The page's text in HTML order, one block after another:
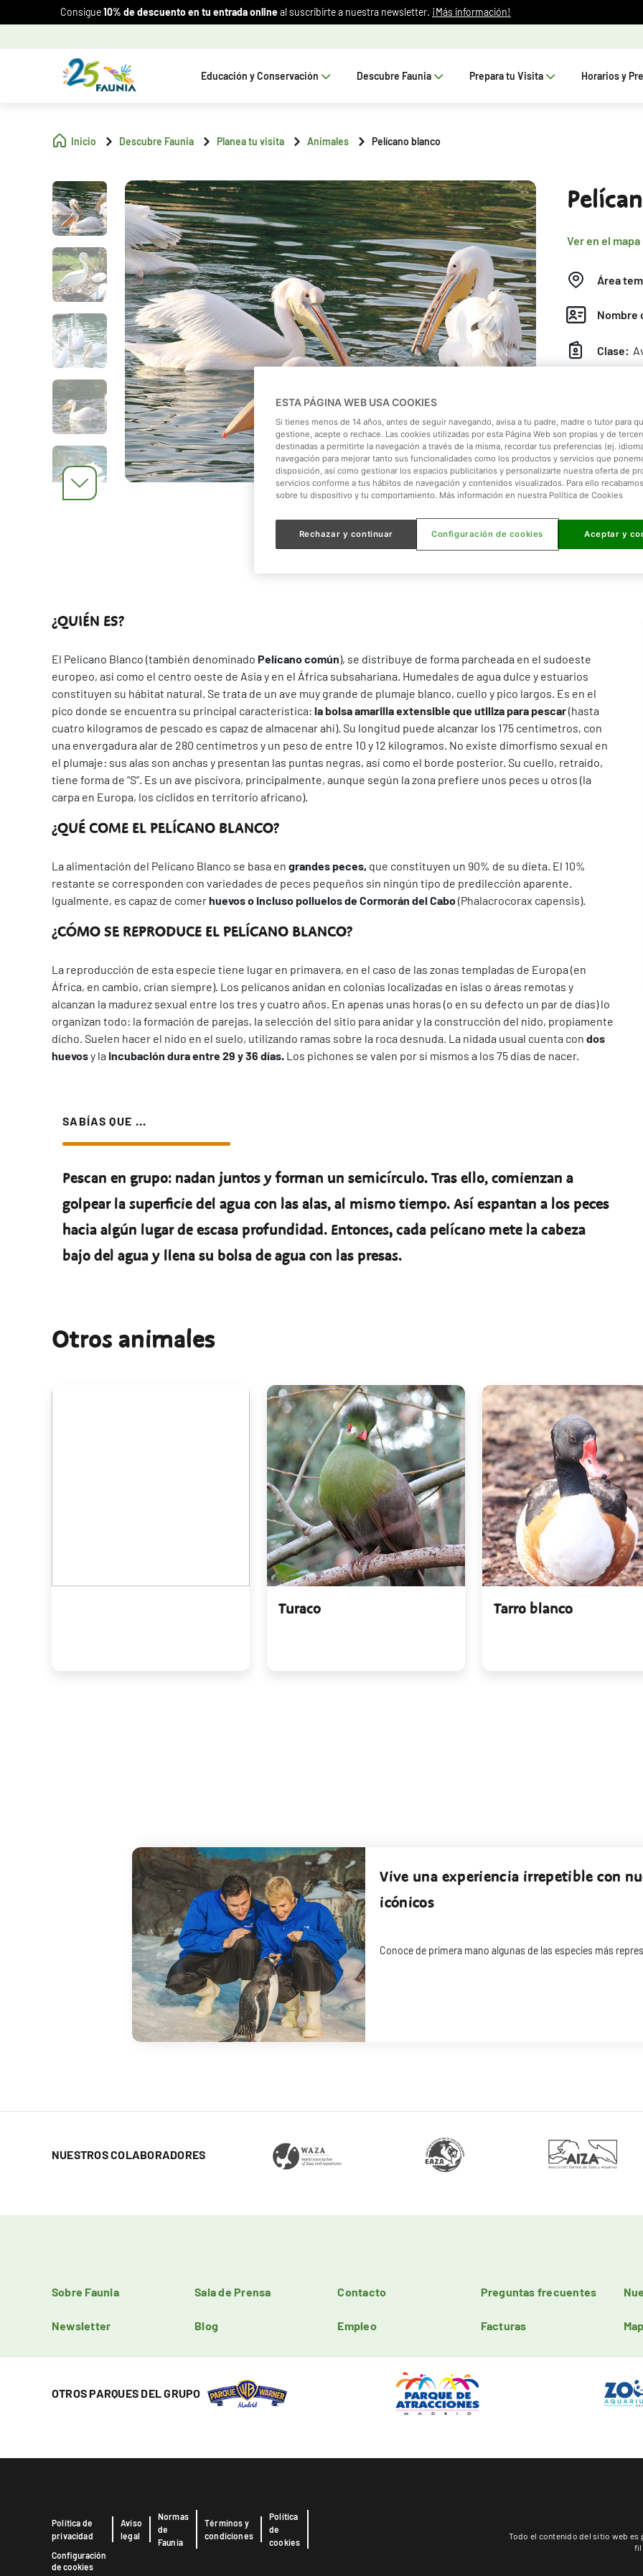
Consigue10% de descuento en tu entrada onlineal suscribirte a nuestra newsletter. ¡Más información!
Educación y Conservación Descubre Faunia Prepara tu Visita Horarios y
Inicio Descubre Faunia Planea tu visita Animales Pelícano blanco
Ver en el mapa
Área
Nombre
Clase:
Hábitat:
Dieta:
Peso:10
¿QUIÉN ES?
El Pelícano Blanco (también denominado Pelícano común), se distribuye de forma parcheada en el sudoeste
europeo, así como el centro oeste de Asia y en el África subsahariana. Humedales de agua dulce y estuarios
constituyen su hábitat natural. Se trata de un ave muy grande de plumaje blanco, cuello y pico largos. Es en el
pico donde se encuentra su principal característica: la bolsa amarilla extensible que utiliza para pescar(hasta
cuatro kilogramos de pescado es capaz de almacenar ahí). Su longitud puede alcanzar los 175 centímetros, con
una envergadura alar de 280 centímetros y un peso de entre 10 y 12 kilogramos. No existe dimorfismo sexual en
el plumaje: sus alas son anchas y presentan las puntas negras, así como el borde posterior. Su cuello, retraído,
tiene forma de “S”. Es un ave piscívora, principalmente, aunque según la zona prefiere unos peces u otros (la
carpa en Europa, los cíclidos en territorio africano).
¿QUÉ COME EL PELÍCANO BLANCO?
La alimentación del Pelícano Blanco se basa en grandes peces, que constituyen un 90% de su dieta. El 10%
restante se corresponden con variedades de peces pequeños sin ningún tipo de predilección aparente.
Igualmente, es capaz de comerhuevos o incluso polluelos de Cormorán del Cabo(Phalacrocorax capensis).
¿CÓMO SE REPRODUCE EL PELÍCANO BLANCO?
La reproducción de esta especie tiene lugar en primavera, en el caso de las zonas templadas de Europa (en
África, en cambio, crían siempre). Los pelícanos anidan en colonias localizadas en islas o áreas remotas y
alcanzan la madurez sexual entre los tres y cuatro años. En apenas unas horas (o en su defecto un par de días) lo
organizan todo: la formación de parejas, la selección del sitio para anidar y la construcción del nido, propiamente
dicho. Suelen hacer el nido en el suelo, utilizando ramas sobre la roca desnuda. La nidada usual cuenta con dos
huevosy laincubación dura entre 29 y 36 días. Los pichones se valen por sí mismos a los 75 días de nacer.
SABÍAS QUE ...
Pescan en grupo: nadan juntos y forman un semicírculo. Tras ello, comienzan a
golpear la superficie del agua con las alas, al mismo tiempo. Así espantan a los peces
hacia algún lugar de escasa profundidad. Entonces, cada pelícano mete la cabeza
bajo del agua y llena su bolsa de agua con las presas.
Otros animales
Turaco Tarro blanco
Vive una experiencia irrepetible con
icónicos
Conoce de primera mano algunas de las especies más
NUESTROS COLABORADORES
Sobre Faunia Sala de Prensa Contacto Preguntas frecuentes
Newsletter Blog Empleo Facturas
OTROS PARQUES DEL GRUPO
Política de
privacidad
Aviso
legal
Normas
de
Faunia
Términos y
condiciones
Política
de
cookies
Configuración
de cookies
Todo el contenido del sitio web es
ESTA PÁGINA WEB USA COOKIES
Si tienes menos de 14 años, antes de seguir navegando, avisa a tu padre, madre o tutor para
gestione, acepte o rechace. Las cookies utilizadas por esta Página Web son propias y de
destinadas a permitirte la navegación a través de la misma, recordar tus preferencias (ej.
navegación para mejorar tanto sus funcionalidades como los productos y servicios que
disposición, así como gestionar los espacios publicitarios y personalizarte nuestra oferta de
servicios conforme a tus hábitos de navegación y contenidos visualizados. Para ello
sobre tu dispositivo y tu comportamiento. Más información en nuestra Política de Cookies
Rechazar y continuar Aceptar y
Configuración de cookies